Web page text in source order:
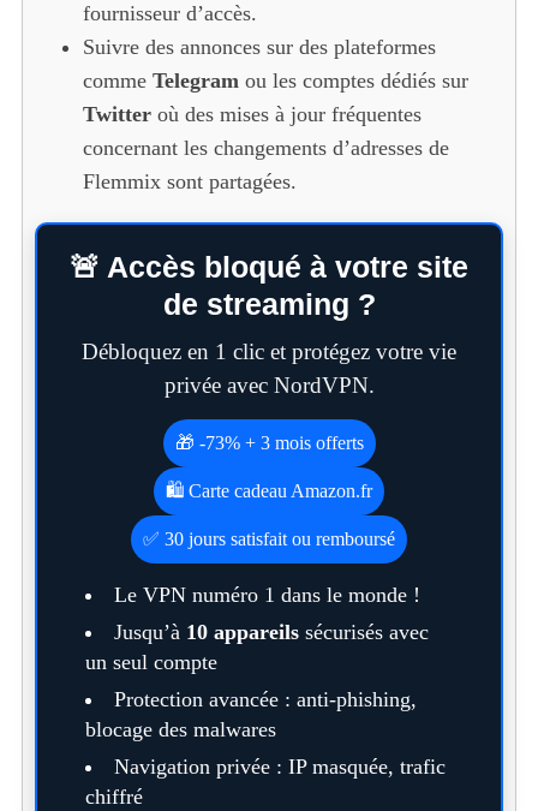
fournisseur d’accès.
Suivre des annonces sur des plateformes
comme Telegramou les comptes dédiés sur
Twitteroù des mises à jour fréquentes
concernant les changements d’adresses de
Flemmix sont partagées.
🚨 Accès bloqué à votre site
de streaming ?
Débloquez en 1 clic et protégez votre vie
privée avec NordVPN.
🎁 -73% + 3 mois offerts
🛍️ Carte cadeau Amazon.fr
✅ 30 jours satisfait ou remboursé
Le VPN numéro 1 dans le monde !
Jusqu’à 10 appareilssécurisés avec
un seul compte
Protection avancée : anti-phishing,
blocage des malwares
Navigation privée : IP masquée, trafic
chiffré